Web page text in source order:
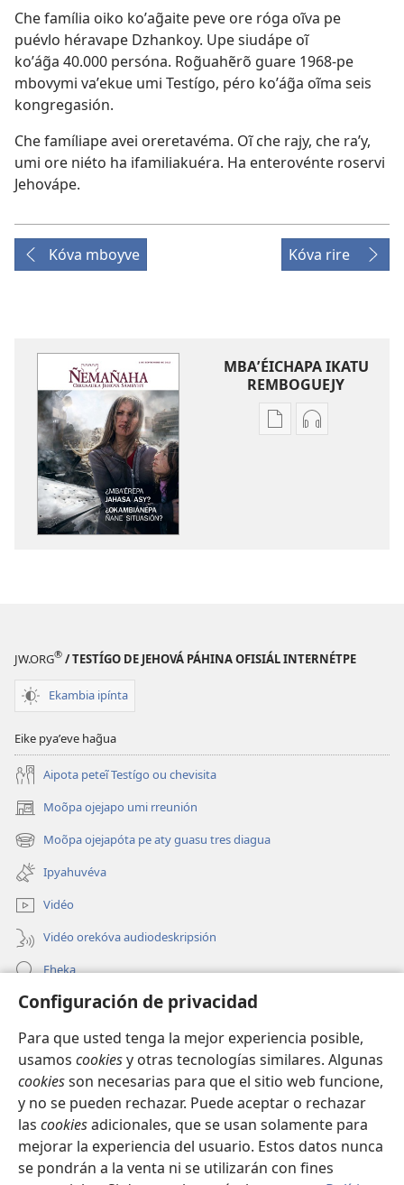
Configuración de privacidad
Para que usted tenga la mejor experiencia posible,
usamos cookiesy otras tecnologías similares. Algunas
cookiesson necesarias para que el sitio web funcione,
y no se pueden rechazar. Puede aceptar o rechazar
las cookiesadicionales, que se usan solamente para
mejorar la experiencia del usuario. Estos datos nunca
se pondrán a la venta ni se utilizarán con fines
Che família oiko koʼag̃aite peve ore róga oĩva pe
puévlo héravape Dzhankoy. Upe siudápe oĩ
koʼág̃a 40.000 persóna. Rog̃uahẽrõ guare 1968-pe
mbovymi vaʼekue umi Testígo, péro koʼág̃a oĩma seis
kongregasión.
Che famíliape avei oreretavéma. Oĩ che rajy, che raʼy,
umi ore niéto ha ifamiliakuéra. Ha enterovénte roservi
Jehovápe.
Kóva mboyve Kóva rire
MBAʼÉICHAPA IKATU
REMBOGUEJY
RemboguejyRemboguejy
JW.ORG® / TESTÍGO DE JEHOVÁ PÁHINA OFISIÁL INTERNÉTPE
Ekambia ipínta
Eike pyaʼeve hag̃ua
Aipota peteĩ Testígo ou chevisita
Moõpa ojejapo umi rreunión
(abre
una
nueva
ventana)
Moõpa ojejapóta pe aty guasu tres diagua
(abre
una
nueva
ventana)
Ipyahuvéva
Vidéo
Vidéo orekóva audiodeskripsión
Eheka
Ayuda
Edona hag̃ua
(abre
nueva
ventana)
Vivliotéka oĩva Internétpe Watchtower
(abre
una
nueva
ventana)
JW Hub ®
(abre
una
nueva